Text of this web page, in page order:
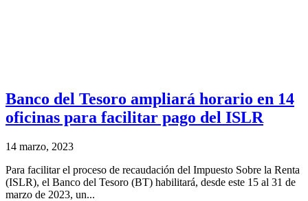
Banco del Tesoro ampliará horario en 14
oficinas para facilitar pago del ISLR
14 marzo, 2023
Para facilitar el proceso de recaudación del Impuesto Sobre la Renta
(ISLR), el Banco del Tesoro (BT) habilitará, desde este 15 al 31 de
marzo de 2023, un...